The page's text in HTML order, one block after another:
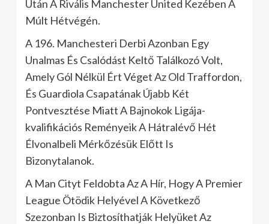
Után A Rivális Manchester United Kezében A
Múlt Hétvégén.
A 196. Manchesteri Derbi Azonban Egy
Unalmas És Csalódást Keltő Találkozó Volt,
Amely Gól Nélkül Ért Véget Az Old Traffordon,
És Guardiola Csapatának Újabb Két
Pontvesztése Miatt A Bajnokok Ligája-
kvalifikációs Reményeik A Hátralévő Hét
Élvonalbeli Mérkőzésük Előtt Is
Bizonytalanok.
A Man Cityt Feldobta Az A Hír, Hogy A Premier
League Ötödik Helyével A Következő
Szezonban Is Biztosíthatják Helyüket Az